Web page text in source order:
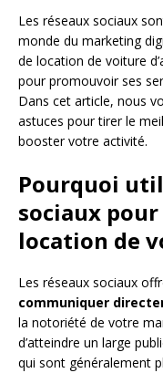
Les réseaux sociaux
monde du marketing
de location de voiture
pour promouvoir ses
Dans cet article, nous
astuces pour tirer le
booster votre activité.
Pourquoi
sociaux
location de
Les réseaux sociaux
communiquer
la notoriété de votre
d’atteindre un large
qui sont généralement